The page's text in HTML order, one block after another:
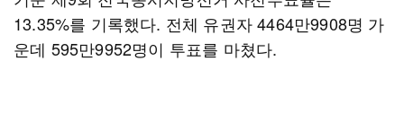
13.35%를 기록했다. 전체 유권자 4464만9908명 가
운데 595만9952명이 투표를 마쳤다.